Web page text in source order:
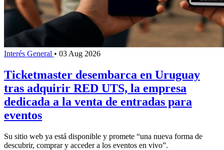
Interés General • 03 Aug 2026
Ticketmaster desembarca en Uruguay
tras adquirir RED UTS, la empresa
dedicada a la venta de entradas para
eventos
Su sitio web ya está disponible y promete “una nueva forma de
descubrir, comprar y acceder a los eventos en vivo”.